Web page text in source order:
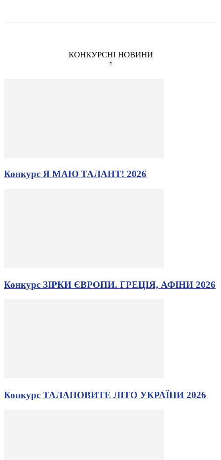
КОНКУРСНІ НОВИНИ
Конкурс Я МАЮ ТАЛАНТ! 2026
Конкурс ЗІРКИ ЄВРОПИ. ГРЕЦІЯ, АФІНИ 2026
Конкурс ТАЛАНОВИТЕ ЛІТО УКРАЇНИ 2026